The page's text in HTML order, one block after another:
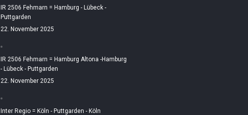
IR 2506 Fehmarn = Hamburg - Lübeck -
Puttgarden
22. November 2025
IR 2506 Fehmarn = Hamburg Altona -Hamburg
- Lübeck - Puttgarden
22. November 2025
Inter Regio = Köln - Puttgarden - Köln